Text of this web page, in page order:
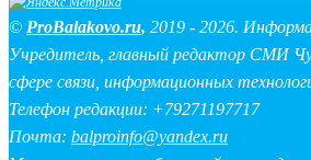
© ProBalakovo.ru, 2019 - 2026.
Учредитель, главный редактор СМИ
сфере связи, информационных
Телефон редакции: +79271197717
Почта: balproinfo@yandex.ru